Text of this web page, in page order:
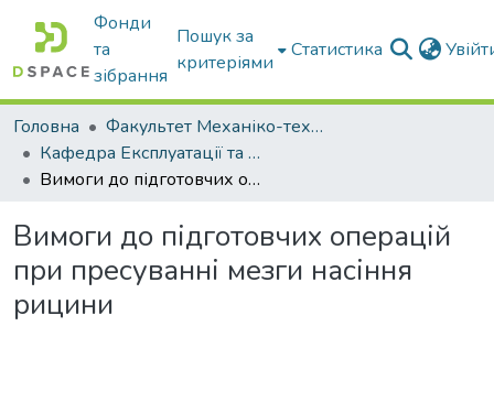
Фонди
та
зібрання
Пошук за
критеріями
Статистика
Головна
Факультет Механіко-технологічний
Кафедра Експлуатації та технічного сервісу машин
Вимоги до підготовчих операцій при пресуванні мезги насіння рицини
Вимоги до підготовчих операцій
при пресуванні мезги насіння
рицини